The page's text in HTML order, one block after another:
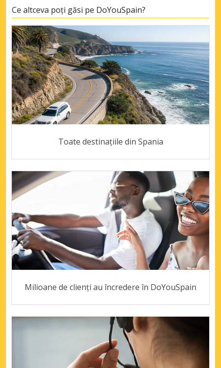
Ce altceva poți găsi pe DoYouSpain?
Toate destinațiile din Spania
Milioane de clienți au încredere în DoYouSpain